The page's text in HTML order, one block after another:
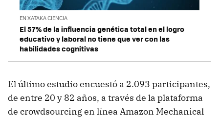
EN XATAKA CIENCIA
El 57% de la influencia genética total en el logro
educativo y laboral no tiene que ver con las
habilidades cognitivas
El último estudio encuestó a 2.093 participantes,
de entre 20 y 82 años, a través de la plataforma
de crowdsourcing en línea Amazon Mechanical